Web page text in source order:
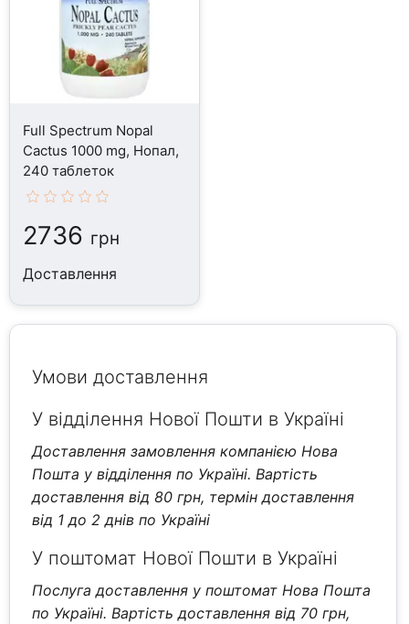
Full Spectrum Nopal
Cactus 1000 mg, Нопал,
240 таблеток
2736 грн
Доставлення
Умови доставлення
У відділення Нової Пошти в Україні
Доставлення замовлення компанією Нова
Пошта у відділення по Україні. Вартість
доставлення від 80 грн, термін доставлення
від 1 до 2 днів по Україні
У поштомат Нової Пошти в Україні
Послуга доставлення у поштомат Нова Пошта
по Україні. Вартість доставлення від 70 грн,